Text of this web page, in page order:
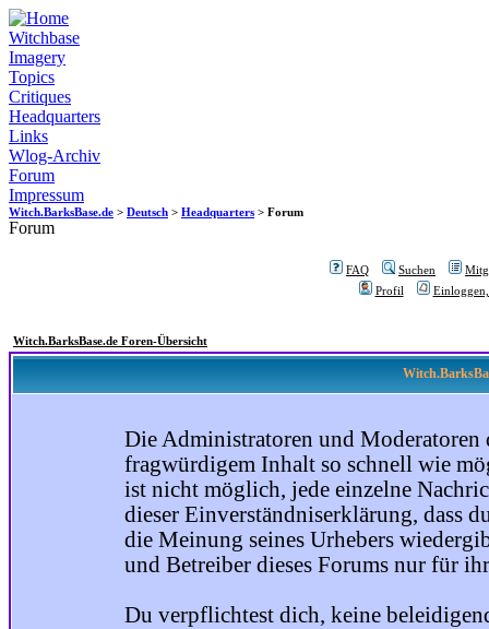
Witchbase
Imagery
Topics
Critiques
Headquarters
Links
Wlog-Archiv
Forum
Impressum
Witch.BarksBase.de > Deutsch > Headquarters > Forum
Forum
FAQ Suchen
Profil
Witch.BarksBase.de Foren-Übersicht
Die Administratoren und Moderatoren
fragwürdigem Inhalt so schnell wie
ist nicht möglich, jede einzelne
dieser Einverständniserklärung, dass
die Meinung seines Urhebers
und Betreiber dieses Forums nur für
Du verpflichtest dich, keine